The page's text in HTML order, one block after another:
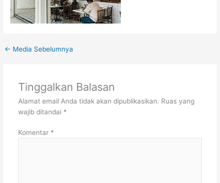
← Media Sebelumnya
Tinggalkan Balasan
Alamat email Anda tidak akan dipublikasikan. Ruas yang
wajib ditandai *
Komentar *